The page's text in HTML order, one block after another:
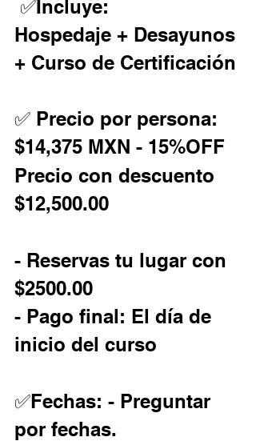
✅Incluye: ️
Hospedaje + Desayunos
+ Curso de Certificación
✅ Precio por persona:
$14,375 MXN - 15%OFF
Precio con descuento
$12,500.00
- Reservas tu lugar con
$2500.00
- Pago final: El día de
inicio del curso
✅Fechas: - Preguntar
por fechas.